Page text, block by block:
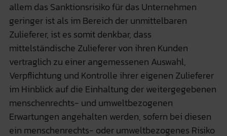
allem das Sanktionsrisiko für das Unternehmen
geringer ist als im Bereich der unmittelbaren
Zulieferer, ist es somit denkbar, dass
mittelständische Zulieferer von ihren Kunden
vertraglich zu einer angemessenen Auswahl,
Verpflichtung und Kontrolle ihrer eigenen Zulieferer
im Hinblick auf die Einhaltung der weitergegebenen
menschenrechts- und umweltbezogenen
Erwartungen angehalten werden, sofern bei diesen
ein menschenrechts- oder umweltbezogenes Risiko